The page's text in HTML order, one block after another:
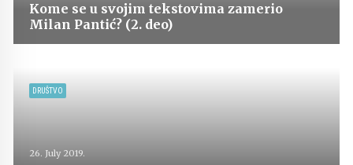
Kome se u svojim tekstovima zamerio
Milan Pantić? (2. deo)
DRUŠTVO
26. July 2019.